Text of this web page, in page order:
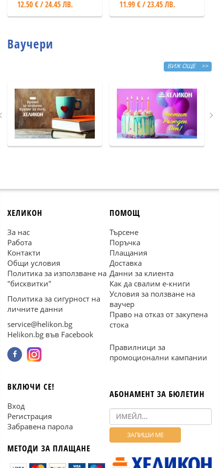
12.50 € / 24.45 ЛВ. 11.99 € / 23.45 ЛВ.
Ваучери
ВИЖ ОЩЕ >>
ХЕЛИКОН
За нас
Работа
Контакти
Общи условия
Политика за използване на
"бисквитки"
Политика за сигурност на
личните данни
service@helikon.bg
Helikon.bg във Facebook
ПОМОЩ
Търсене
Поръчка
Плащания
Доставка
Данни за клиента
Как да свалим е-книги
Условия за ползване на
ваучер
Право на отказ от закупена
стока
Правилници за
промоционални кампании
ВКЛЮЧИ СЕ!
Вход
Регистрация
Забравена парола
МЕТОДИ ЗА ПЛАЩАНЕ
АБОНАМЕНТ ЗА БЮЛЕТИН